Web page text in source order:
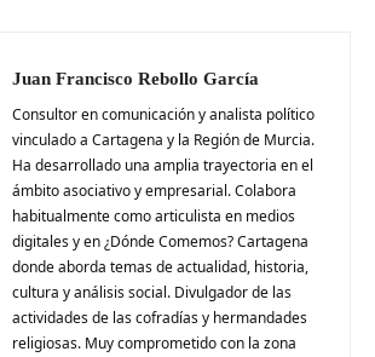
Juan Francisco Rebollo García
Consultor en comunicación y analista político
vinculado a Cartagena y la Región de Murcia.
Ha desarrollado una amplia trayectoria en el
ámbito asociativo y empresarial. Colabora
habitualmente como articulista en medios
digitales y en ¿Dónde Comemos? Cartagena
donde aborda temas de actualidad, historia,
cultura y análisis social. Divulgador de las
actividades de las cofradías y hermandades
religiosas. Muy comprometido con la zona